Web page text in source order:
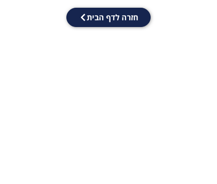
חזרה לדף הבית